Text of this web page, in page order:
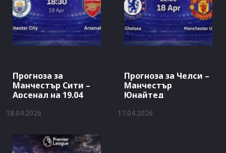
Прогноза за
Манчестър Сити –
Арсенал на 19.04
18.04.2026
Прогноза за Челси –
Манчестър
Юнайтед
17.04.2026